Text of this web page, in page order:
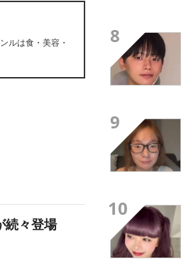
ルは食・美容・
続々登場
8
9
10